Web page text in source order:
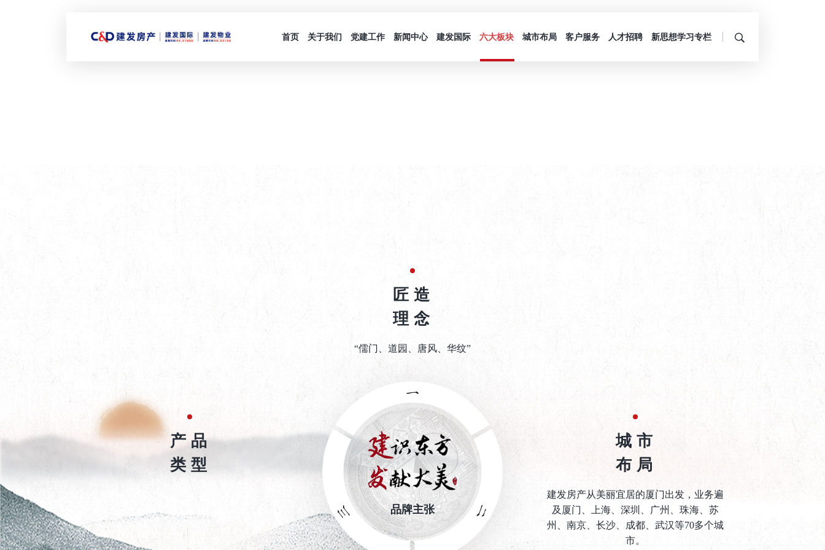
首页 关于我们 党建工作 新闻中心 建发国际 六大板块 城市布局 客户服务 人才招聘 新思想学习专栏 
品牌主张
匠造
理念
“儒门、道园、唐风、华纹”
城市
布局
建发房产从美丽宜居的厦门出发，业务遍
及厦门、上海、深圳、广州、珠海、苏
州、南京、长沙、成都、武汉等70多个城
市。
产品
类型